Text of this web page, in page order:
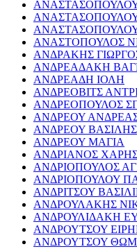
ΑΝΑΣΤΟΠΟΥΛΟΣ
ΑΝΔΡΑΚΗΣ
ΑΝΔΡΕΑΔΑΚΗ
ΑΝΔΡΕΑΔΗ ΙΟΛΗ
ΑΝΔΡΕΟΒΙΤΣ
ΑΝΔΡΕΟΠΟΥΛΟΣ
ΑΝΔΡΕΟΥ
ΑΝΔΡΕΟΥ ΒΑΣΙΛΗΣ
ΑΝΔΡΕΟΥ ΜΑΓΙΑ
ΑΝΔΡΙΑΝΟΣ
ΑΝΔΡΙΟΠΟΥΛΟΣ
ΑΝΔΡΙΟΠΟΥΛΟΥ
ΑΝΔΡΙΤΣΟΥ
ΑΝΔΡΟΥΛΑΚΗΣ
ΑΝΔΡΟΥΛΙΔΑΚΗ
ΑΝΔΡΟΥΤΣΟΥ
ΑΝΔΡΟΥΤΣΟΥ